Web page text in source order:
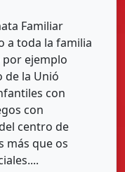
Familiar
a toda la familia
ejemplo
de la Unió
con
con
centro de
más que os